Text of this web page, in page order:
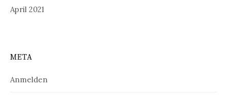
April 2021
META
Anmelden